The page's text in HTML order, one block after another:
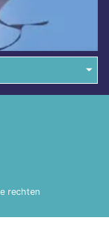
rechten